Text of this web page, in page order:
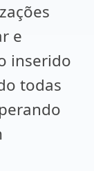
e
inserido
todas